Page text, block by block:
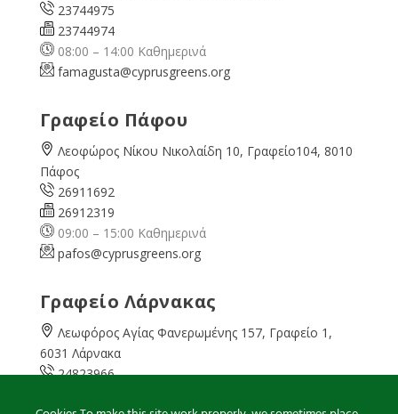
23744975
23744974
08:00 – 14:00 Καθημερινά
famagusta@cyprusgreens.org
Γραφείο Πάφου
Λεοφώρος Νίκου Νικολαίδη 10, Γραφείο104, 8010
Πάφος
26911692
26912319
09:00 – 15:00 Καθημερινά
pafos@cyprusgreens.org
Γραφείο Λάρνακας
Λεωφόρος Αγίας Φανερωμένης 157, Γραφείο 1,
6031 Λάρνακα
24823966